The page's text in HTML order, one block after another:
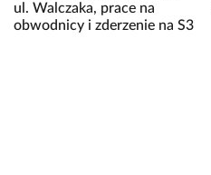
ul. Walczaka, prace na
obwodnicy i zderzenie na S3